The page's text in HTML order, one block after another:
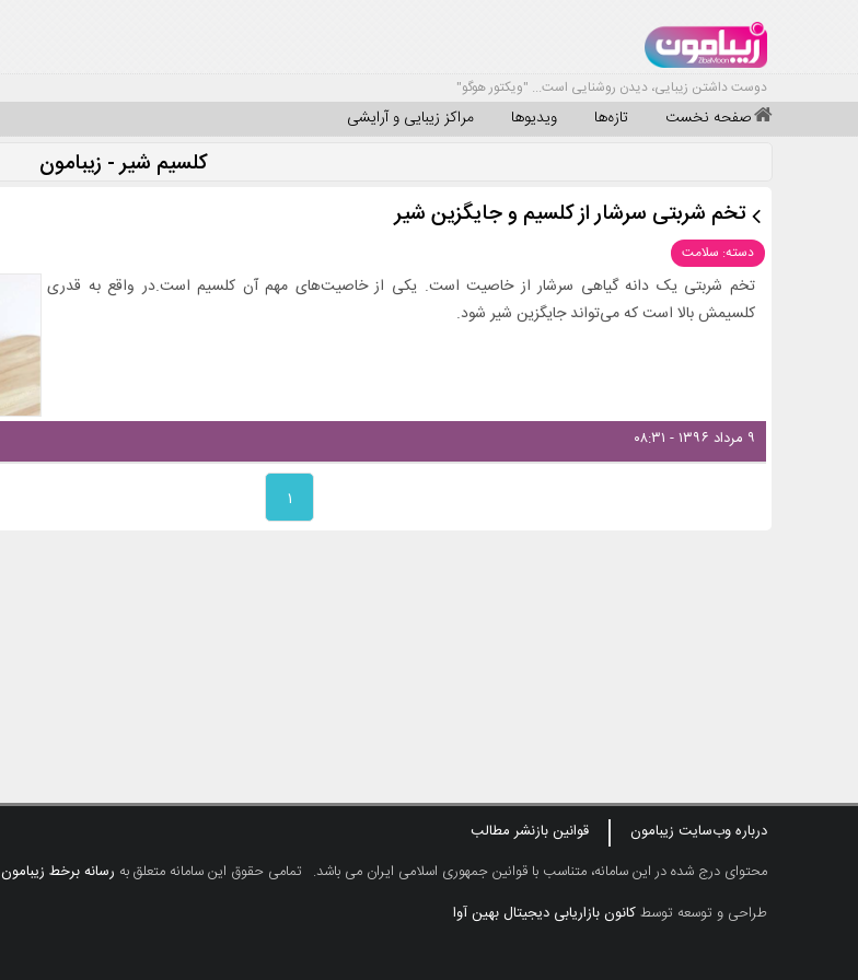
دوست داشتن زیبایی، دیدن روشنایی است... "ویکتور هوگو"
صفحه نخست تازه‌ها ویدیوها مراکز زیبایی و آرایشی
کلسیم شیر - زیبامون
تخم شربتی سرشار از کلسیم و جایگزین شیر
دسته: سلامت
تخم شربتی یک دانه گیاهی سرشار از خاصیت است. یکی از خاصیت‌های مهم آن کلسیم است.در واقع به قدری
کلسیمش بالا است که می‌تواند جایگزین شیر شود.
۹ مرداد ۱۳۹۶ - ۰۸:۳۱
۱
درباره وب‌سایت زیبامون
قوانین بازنشر مطالب
محتوای درج شده در این سامانه، متناسب با قوانین جمهوری اسلامی ایران می باشد. تمامی حقوق این سامانه متعلق به رسانه برخط زیبامون
طراحی و توسعه توسطکانون بازاریابی دیجیتال بهین آوا